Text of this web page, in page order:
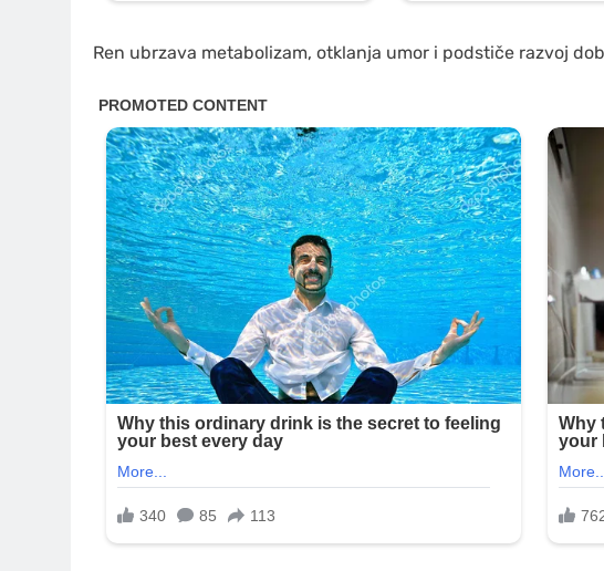
Ren ubrzava metabolizam, otklanja umor i podstiče razvoj